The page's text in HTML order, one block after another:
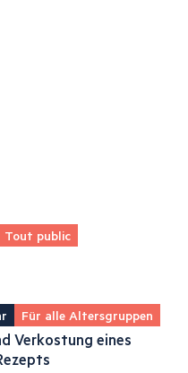
Tout public
Für alle Altersgruppen
Verkostung eines